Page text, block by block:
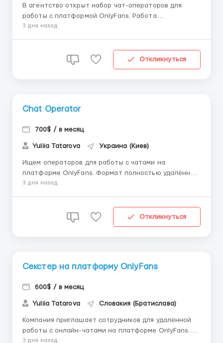
В агентство открыт набор чат-операторов для
работы с платформой OnlyFans. Работа
осуществляется удалённо, без привязки к месту
от $900, с возможностью роста (топ-сотрудники
3 дня назад
Откликнуться
Chat Operator
700$ / в месяц
Yuliia Tatarova Украина (Киев)
Ищем операторов для работы с чатами на
платформе OnlyFans. Формат полностью удалённый
— работать можно из любой точки 🌍 🔹 Опыт не
выбор (утро / день ) 🔹 Выплаты 2 раза в месяц,
3 дня назад
Откликнуться
Секстер на платформу OnlyFans
600$ / в месяц
Yuliia Tatarova Словакия (Братислава)
Компания приглашает сотрудников для удалённой
работы с онлайн-чатами на платформе OnlyFans.
Формат полностью дистанционный. 🔹 Обучение с
3 дня назад